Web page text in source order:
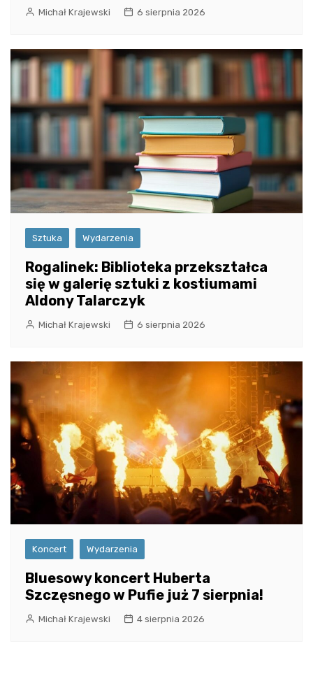
Michał Krajewski 6 sierpnia 2026
Sztuka Wydarzenia
Rogalinek: Biblioteka przekształca
się w galerię sztuki z kostiumami
Aldony Talarczyk
Michał Krajewski 6 sierpnia 2026
Koncert Wydarzenia
Bluesowy koncert Huberta
Szczęsnego w Pufie już 7 sierpnia!
Michał Krajewski 4 sierpnia 2026